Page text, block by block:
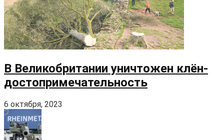
В Великобритании уничтожен клён-
достопримечательность
6 октября, 2023